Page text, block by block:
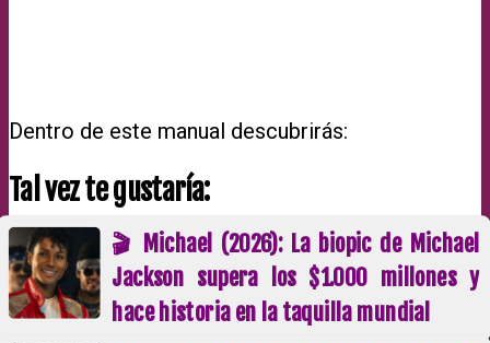
Dentro de este manual descubrirás:
Tal vez te gustaría:
🎬 Michael (2026): La biopic de Michael
Jackson supera los $1.000 millones y
hace historia en la taquilla mundial